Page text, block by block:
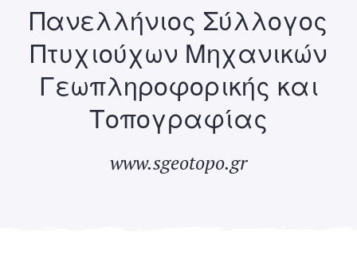
Πανελλήνιος Σύλλογος
Πτυχιούχων Μηχανικών
Γεωπληροφορικής και
Τοπογραφίας
www.sgeotopo.gr